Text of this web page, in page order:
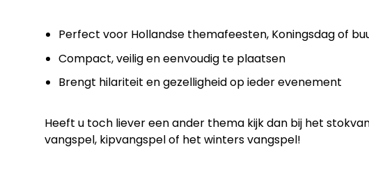
Perfect voor Hollandse themafeesten, Koningsdag of
Compact, veilig en eenvoudig te plaatsen
Brengt hilariteit en gezelligheid op ieder evenement
Heeft u toch liever een ander thema kijk dan bij het
vangspel, kipvangspelof het winters vangspel!